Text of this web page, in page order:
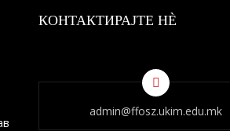
КОНТАКТИРАЈТЕ НÈ
admin@ffosz.ukim.edu.mk